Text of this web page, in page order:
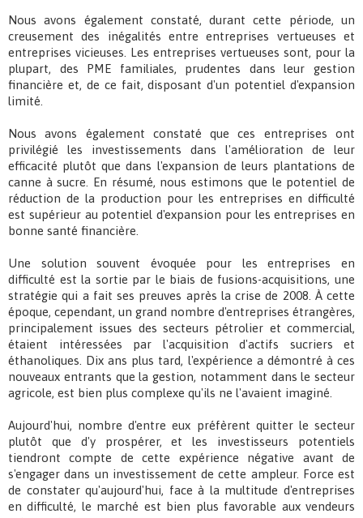
Nous avons également constaté, durant cette période, un
creusement des inégalités entre entreprises vertueuses et
entreprises vicieuses. Les entreprises vertueuses sont, pour la
plupart, des PME familiales, prudentes dans leur gestion
financière et, de ce fait, disposant d'un potentiel d'expansion
limité.
Nous avons également constaté que ces entreprises ont
privilégié les investissements dans l'amélioration de leur
efficacité plutôt que dans l'expansion de leurs plantations de
canne à sucre. En résumé, nous estimons que le potentiel de
réduction de la production pour les entreprises en difficulté
est supérieur au potentiel d'expansion pour les entreprises en
bonne santé financière.
Une solution souvent évoquée pour les entreprises en
difficulté est la sortie par le biais de fusions-acquisitions, une
stratégie qui a fait ses preuves après la crise de 2008. À cette
époque, cependant, un grand nombre d'entreprises étrangères,
principalement issues des secteurs pétrolier et commercial,
étaient intéressées par l'acquisition d'actifs sucriers et
éthanoliques. Dix ans plus tard, l'expérience a démontré à ces
nouveaux entrants que la gestion, notamment dans le secteur
agricole, est bien plus complexe qu'ils ne l'avaient imaginé.
Aujourd'hui, nombre d'entre eux préfèrent quitter le secteur
plutôt que d'y prospérer, et les investisseurs potentiels
tiendront compte de cette expérience négative avant de
s'engager dans un investissement de cette ampleur. Force est
de constater qu'aujourd'hui, face à la multitude d'entreprises
en difficulté, le marché est bien plus favorable aux vendeurs